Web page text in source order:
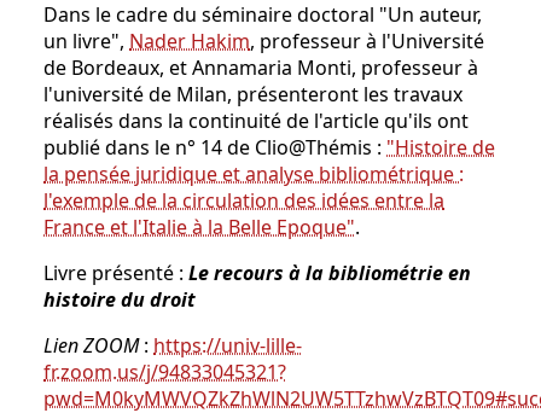
Dans le cadre du séminaire doctoral "Un auteur,
un livre", Nader Hakim, professeur à l'Université
de Bordeaux, et Annamaria Monti, professeur à
l'université de Milan, présenteront les travaux
réalisés dans la continuité de l'article qu'ils ont
publié dans le n° 14 de Clio@Thémis : "Histoire de
la pensée juridique et analyse bibliométrique :
l'exemple de la circulation des idées entre la
France et l'Italie à la Belle Epoque".
Livre présenté : Le recours à la bibliométrie en
histoire du droit
Lien ZOOM: https://univ-lille-
fr.zoom.us/j/94833045321?